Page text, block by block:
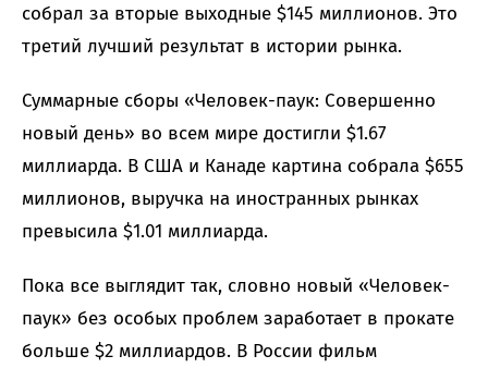
собрал за вторые выходные $145 миллионов. Это
третий лучший результат в истории рынка.
Суммарные сборы «Человек-паук: Совершенно
новый день» во всем мире достигли $1.67
миллиарда. В США и Канаде картина собрала $655
миллионов, выручка на иностранных рынках
превысила $1.01 миллиарда.
Пока все выглядит так, словно новый «Человек-
паук» без особых проблем заработает в прокате
больше $2 миллиардов. В России фильм